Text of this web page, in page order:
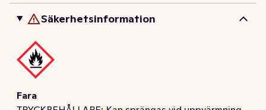
Denna fuktgivande deodorant är skonsam mot huden
pro-ceramide teknologi, som stärker hudens naturliga
reparationsprocess och ger en silkeslen hud. Den är
ytterst skonsam mot huden och hjälper till att minska
irritation i armhålorna som kan orsakas av rakning.
Säkerhetsinformation
Fara